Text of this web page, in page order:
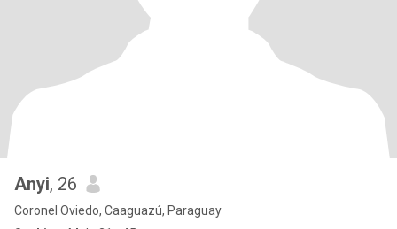
Anyi, 26
Coronel Oviedo, Caaguazú, Paraguay